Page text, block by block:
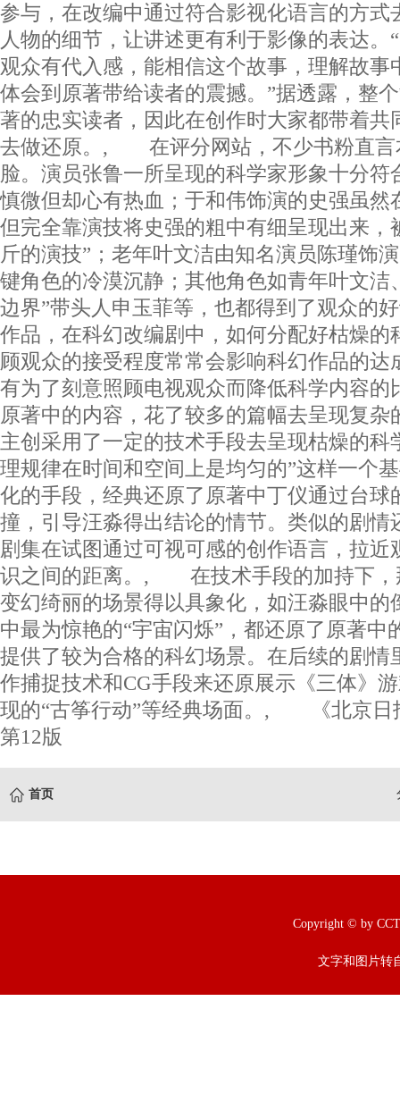
参与，在改编中通过符合影视化语言的方式
人物的细节，让讲述更有利于影像的表达。
观众有代入感，能相信这个故事，理解故事
体会到原著带给读者的震撼。”据透露，整
著的忠实读者，因此在创作时大家都带着共
去做还原。, 在评分网站，不少书粉直言
脸。演员张鲁一所呈现的科学家形象十分符
慎微但却心有热血；于和伟饰演的史强虽然
但完全靠演技将史强的粗中有细呈现出来，
斤的演技”；老年叶文洁由知名演员陈瑾饰
键角色的冷漠沉静；其他角色如青年叶文洁
边界”带头人申玉菲等，也都得到了观众
作品，在科幻改编剧中，如何分配好枯燥的
顾观众的接受程度常常会影响科幻作品的达
有为了刻意照顾电视观众而降低科学内容的
原著中的内容，花了较多的篇幅去呈现复杂
主创采用了一定的技术手段去呈现枯燥的科
理规律在时间和空间上是均匀的”这样一个
化的手段，经典还原了原著中丁仪通过台球
撞，引导汪淼得出结论的情节。类似的剧情
剧集在试图通过可视可感的创作语言，拉近
识之间的距离。, 在技术手段的加持下，
变幻绮丽的场景得以具象化，如汪淼眼中的
中最为惊艳的“宇宙闪烁”，都还原了原著中
提供了较为合格的科幻场景。在后续的剧情
作捕捉技术和CG手段来还原展示《三体》
现的“古筝行动”等经典场面。, 《北京日
第12版
首页
Copyright © by
文字和图片转